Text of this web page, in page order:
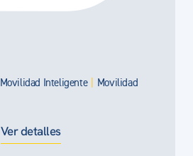
Movilidad Inteligente | Movilidad
Ver detalles